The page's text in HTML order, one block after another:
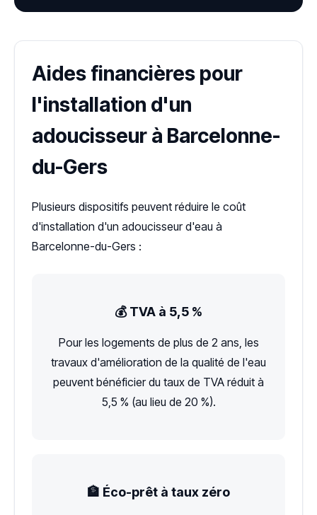
Aides financières pour
l'installation d'un
adoucisseur à Barcelonne-
du-Gers
Plusieurs dispositifs peuvent réduire le coût
d'installation d'un adoucisseur d'eau à
Barcelonne-du-Gers :
💰 TVA à 5,5 %
Pour les logements de plus de 2 ans, les
travaux d'amélioration de la qualité de l'eau
peuvent bénéficier du taux de TVA réduit à
5,5 % (au lieu de 20 %).
🏦 Éco-prêt à taux zéro